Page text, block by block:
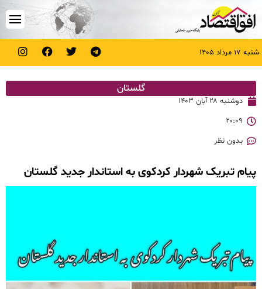
شنبه ۱۷ مرداد ۱۴۰۵
گلستان
دوشنبه ۲۸ آبان ۱۴۰۳
۲۰:۰۹
بدون نظر
پیام تبریک شهردار کردکوی به استاندار جدید گلستان